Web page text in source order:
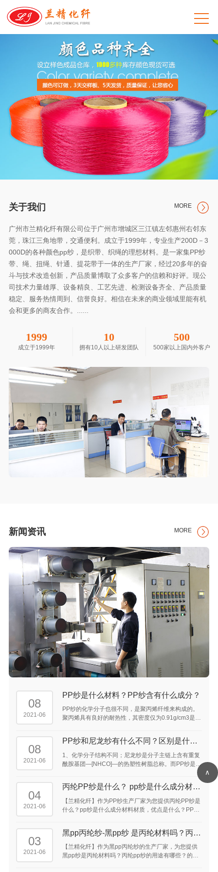
关于我们 MORE
广州市兰精化纤有限公司位于广州市增城区三江镇左邻惠州右邻东
莞，珠江三角地带，交通便利。成立于1999年，专业生产200D－3
000D的各种颜色pp纱，是织带、织绳的理想材料。是一家集PP纱
带、绳、扭绳、针通、提花带于一体的生产厂家，经过20多年的奋
斗与技术改造创新，产品质量博取了众多客户的信赖和好评。现公
司技术力量雄厚、设备精良、工艺先进、检测设备齐全、产品质量
稳定、服务热情周到、信誉良好。相信在未来的商业领域里能有机
会和更多的商友合作。......
1999
成立于1999年
10
拥有10人以上研发团队
500
500家以上国内外客户
新闻资讯 MORE
08
2021-06
PP纱是什么材料？PP纱含有什么成分？
PP纱的化学分子也很不同，是聚丙烯纤维来构成的。
聚丙烯具有良好的耐热性，其密度仅为0.91g/cm3是常
可比其他纤维得到的较高的覆盖面积。 ...
08
2021-06
PP纱和尼龙纱有什么不同？区别是什
么？
1、化学分子结构不同；尼龙纱是分子主链上含有重复
酰胺基团—[NHCO]—的热塑性树脂总称。而PP纱是聚
04
2021-06
丙纶PP纱是什么？ pp纱是什么成分材料
材质，优点是什么？ ...
【兰精化纤】作为PP纱生产厂家为您提供丙纶PP纱是
什么？pp纱是什么成分材料材质，优点是什么？PP纱
西，pp纱原材料是什么的答案供大家参考。 ...
03
2021-06
黑pp丙纶纱-黑pp纱 是丙纶材料吗？丙纶
pp纱的用途 有哪些？ ...
【兰精化纤】作为黑pp丙纶纱的生产厂家，为您提供
黑pp纱是丙纶材料吗？丙纶pp纱的用途有哪些？的介
∧